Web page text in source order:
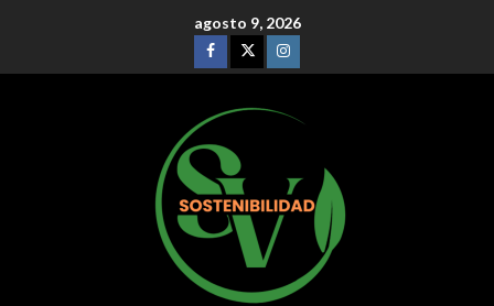
agosto 9, 2026